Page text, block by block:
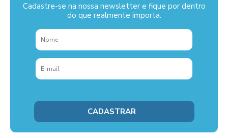
Cadastre-se na nossa newsletter e fique por dentro
do que realmente importa.